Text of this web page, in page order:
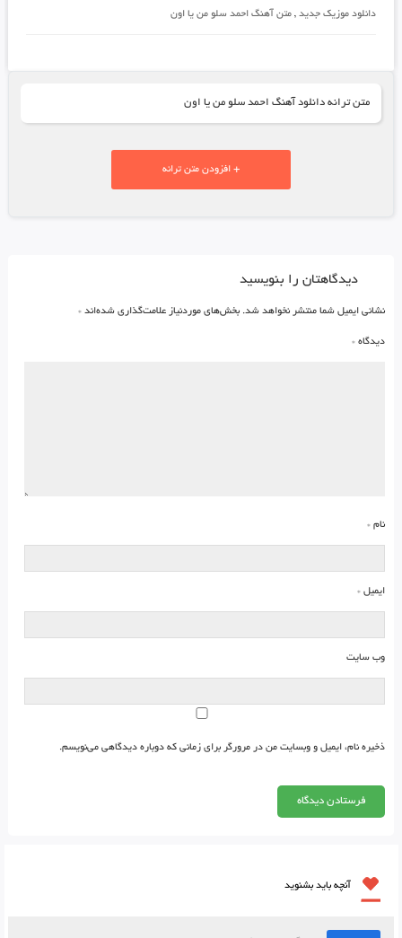
دانلود موزیک جدید, متن آهنگ احمد سلو من یا اون
متن ترانه دانلود آهنگ احمد سلو من یا اون
+ افزودن متن ترانه
دیدگاهتان را بنویسید
نشانی ایمیل شما منتشر نخواهد شد. بخش‌های موردنیاز علامت‌گذاری شده‌اند *
دیدگاه *
نام *
ایمیل *
وب‌ سایت
ذخیره نام، ایمیل و وبسایت من در مرورگر برای زمانی که دوباره دیدگاهی می‌نویسم.
آنچه باید بشنوید